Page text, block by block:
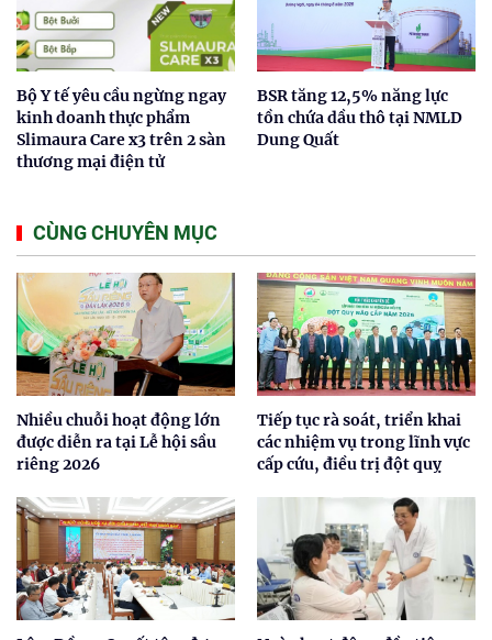
Bộ Y tế yêu cầu ngừng ngay
kinh doanh thực phẩm
Slimaura Care x3 trên 2 sàn
thương mại điện tử
BSR tăng 12,5% năng lực
tồn chứa dầu thô tại NMLD
Dung Quất
CÙNG CHUYÊN MỤC
Nhiều chuỗi hoạt động lớn
được diễn ra tại Lễ hội sầu
riêng 2026
Tiếp tục rà soát, triển khai
các nhiệm vụ trong lĩnh vực
cấp cứu, điều trị đột quỵ